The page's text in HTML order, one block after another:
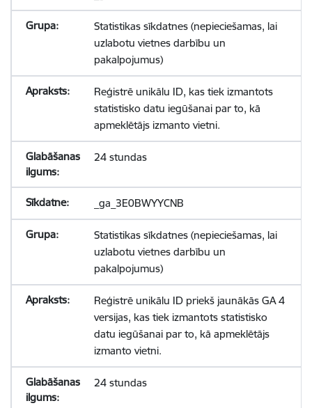
Statistikas sīkdatnes (nepieciešamas, lai
uzlabotu vietnes darbību un
pakalpojumus)
Reģistrē unikālu ID, kas tiek izmantots
statistisko datu iegūšanai par to, kā
apmeklētājs izmanto vietni.
24 stundas
_ga_3E0BWYYCNB
Statistikas sīkdatnes (nepieciešamas, lai
uzlabotu vietnes darbību un
pakalpojumus)
Reģistrē unikālu ID priekš jaunākās GA 4
versijas, kas tiek izmantots statistisko
datu iegūšanai par to, kā apmeklētājs
izmanto vietni.
24 stundas